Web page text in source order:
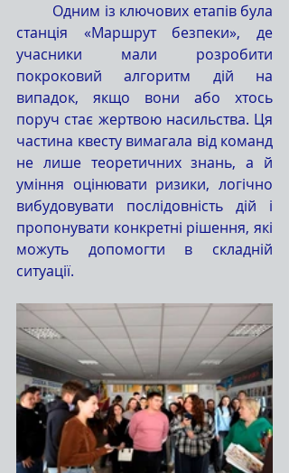
станція «Маршрут безпеки», де
учасники мали розробити
покроковий алгоритм дій на
випадок, якщо вони або хтось
поруч стає жертвою насильства. Ця
частина квесту вимагала від команд
не лише теоретичних знань, а й
уміння оцінювати ризики, логічно
вибудовувати послідовність дій і
пропонувати конкретні рішення, які
можуть допомогти в складній
ситуації.